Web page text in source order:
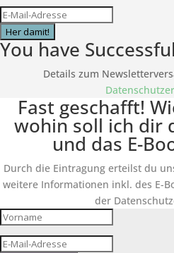
Her damit!
You have
Details zum
Fast geschafft!
wohin soll ich dir
und das E-
Durch die Eintragung erteilst du
weitere Informationen inkl. des E-
der